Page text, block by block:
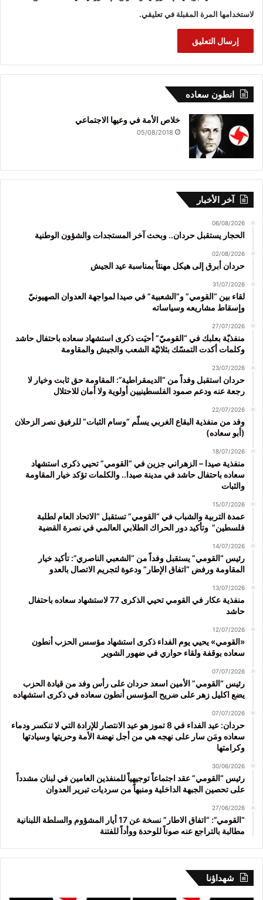
لاستخدامها المرة المقبلة في تعليقي.
انطون سعاده
خلاص الأمة في وعيها الاجتماعي
05/08/2018
آخر الأخبار
06/08/2026
الحجار يستقبل حردان.. وبحث آخر المستجدات والشؤون الوطنية
02/08/2026
حردان أبرق إلى هيكل مهنئاً بمناسبة عيد الجيش
31/07/2026
لقاء بين “القومي” و”الشعبية” في صيدا لمواجهة العدوان الصهيونيّ
وإسقاط مشاريعه وسياساته
27/07/2026
منفذيّة بعلبك في “القوميّ” أحيَت ذكرى استشهاد سعاده باحتفال حاشد
وكلمات أكدت التمسّك بثلاثيّة الشعب والجيش والمقاومة
23/07/2026
حردان استقبل وفداً من “الديمقراطية”: المقاومة حق ثابت وخيار لا
رجعة عنه ودعم صمود الفلسطينيين أولوية ولا أمان للاحتلال
22/07/2026
وفد من منفذية البقاع الغربي يسلّم “وسام الثبات” للرفيق نصر الزحلان
(أبو سعاده)
18/07/2026
منفذية صيدا – الزهراني جزين في “القومي” تحيي ذكرى استشهاد
سعاده باحتفال حاشد في مدينة صيدا.. والكلمات تؤكد خيار المقاومة
والثبات
15/07/2026
عمدة التربية والشباب في “القومي” تستقبل “الاتحاد العام لطلبة
فلسطين” وتأكيد دور الحراك الطلابي العالمي في نصرة القضية
14/07/2026
رئيس “القومي” يستقبل وفداً من “الشعبي الناصري”: تأكيد خيار
المقاومة ورفض “اتفاق الإطار” ودعوة لتجريم الاتصال بالعدو
13/07/2026
منفذية عكار في القومي تحيي الذكرى 77 لاستشهاد سعاده باحتفال
حاشد
12/07/2026
«القومي» يحيي يوم الفداء ذكرى استشهاد مؤسس الحزب أنطون
سعاده بوقفة ولقاء حواري في ضهور الشوير
07/07/2026
رئيس “القومي” الأمين اسعد حردان على رأس وفد من قيادة الحزب
يضع اكليل زهر على ضريح المؤسس أنطون سعاده في ذكرى استشهاده
07/07/2026
حردان: عيد الفداء في 8 تموز هو عيد الانتصار للإرادة التي لا تنكسر ودماء
سعاده ومَن سار على نهجه هي من أجل نهضة الأمة وحريتها وسيادتها
وكرامتها
30/06/2026
رئيس “القومي” عقد اجتماعاً توجيهياً للمنفذين العامين في لبنان مشدداً
على تحصين الجبهة الداخلية ومنبهاً من سرديات تبرير العدوان
27/06/2026
“القومي”: “اتفاق الاطار” نسخة عن 17 أيار المشؤوم والسلطة اللبنانية
مطالبة بالتراجع عنه صوناً للوحدة ووأداً للفتنة
شهداؤنا